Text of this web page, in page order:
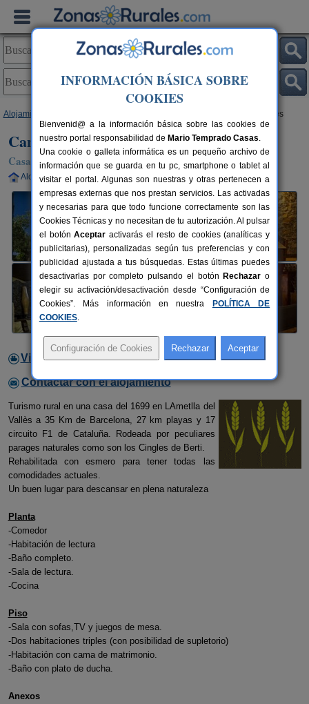
Alojamientos > Can Mestres
Can Mestres
Casa Rural en L´Ametlla del Vallès (Barcelona)
Alquiler completo 8+2 plazas 30 km de Barcelona
Video
Contactar con el alojamiento
Turismo rural en una casa del 1699 en LAmetlla del
Vallès a 35 Km de Barcelona, 27 km playas y 17
circuito F1 de Cataluña. Rodeada por peculiares
parages naturales como son los Cingles de Berti.
Rehabilitada con esmero para tener todas las
comodidades actuales.
Un buen lugar para descansar en plena naturaleza
Planta
-Comedor
-Habitación de lectura
-Baño completo.
-Sala de lectura.
-Cocina
Piso
-Sala con sofas,TV y juegos de mesa.
-Dos habitaciones triples (con posibilidad de supletorio)
-Habitación con cama de matrimonio.
-Baño con plato de ducha.
Anexos
INFORMACIÓN BÁSICA SOBRE
COOKIES
Bienvenid@ a la información básica sobre las cookies de
nuestro portal responsabilidad de Mario Temprado Casas.
Una cookie o galleta informática es un pequeño archivo de
información que se guarda en tu pc, smartphone o tablet al
visitar el portal. Algunas son nuestras y otras pertenecen a
empresas externas que nos prestan servicios. Las activadas
y necesarias para que todo funcione correctamente son las
Cookies Técnicas y no necesitan de tu autorización. Al pulsar
el botónAceptar activarás el resto de cookies (analíticas y
publicitarias), personalizadas según tus preferencias y con
publicidad ajustada a tus búsquedas. Estas últimas puedes
desactivarlas por completo pulsando el botón Rechazar o
elegir su activación/desactivación desde “Configuración de
Cookies”. Más información en nuestra
POLÍTICA DE
COOKIES.